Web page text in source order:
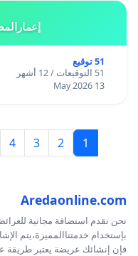
51 توقيع
51 التوقيعات / 12 أشهر
13 May 2026
1
2
3
4
Aredaonline.com
نحن نقدم استضافة مجانية
بإستخدام خدمتناالمميزة،يتم
فإن إنشائك عريضة يعتبر طريقة